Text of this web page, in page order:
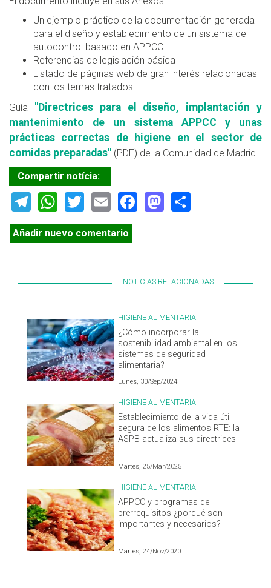
Un ejemplo práctico de la documentación generada
para el diseño y establecimiento de un sistema de
autocontrol basado en APPCC.
Referencias de legislación básica
Listado de páginas web de gran interés relacionadas
con los temas tratados
Guía "Directrices para el diseño, implantación y
mantenimiento de un sistema APPCC y unas
prácticas correctas de higiene en el sector de
comidas preparadas" (PDF) de la Comunidad de Madrid.
Compartir notícia:
Telegram
WhatsApp
TwitterEmailFacebook
Mastodon
Añadir nuevo comentario
NOTICIAS RELACIONADAS
HIGIENE ALIMENTARIA
¿Cómo incorporar la
sostenibilidad ambiental en los
sistemas de seguridad
alimentaria?
Lunes, 30/Sep/2024
HIGIENE ALIMENTARIA
Establecimiento de la vida útil
segura de los alimentos RTE: la
ASPB actualiza sus directrices
Martes, 25/Mar/2025
HIGIENE ALIMENTARIA
APPCC y programas de
prerrequisitos ¿porqué son
importantes y necesarios?
Martes, 24/Nov/2020